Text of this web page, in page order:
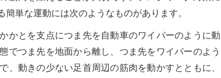
単な運動には次のようなものがあります。
かとを支点につま先を自動車のワイパーのように動
でつま先を地面から離し、つま先をワイパーのよう
、動きの少ない足首周辺の筋肉を動かすとともに、